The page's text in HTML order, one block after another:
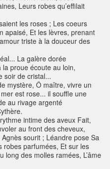
Leurs robes qu’effilait
les roses ; Les coeurs
apaisé, Et les lèvres, prenant
triste à la douceur des
La galère dorée
la proue écoute au loin,
soir de cristal...
mystère, Ô maître, vivre un
est rose... il souffle une
au rivage argenté
intime des aveux Fait,
au front des cheveux,
sourit ; Léandre pose Sa
robes parfumées, Et sur les
long des molles ramées, L’âme